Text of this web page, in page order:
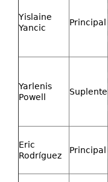
Yislaine
Yancic
Principal
Yarlenis
Powell
Suplente
Eric
Rodríguez
Principal